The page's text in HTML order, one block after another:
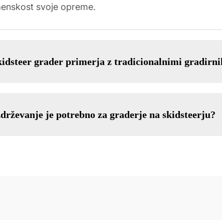
svoje opreme.
grader primerja z tradicionalnimi
je potrebno za graderje na skidsteerju?